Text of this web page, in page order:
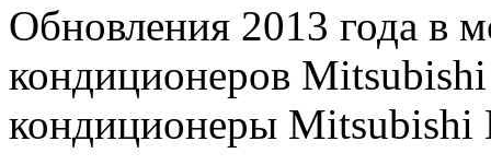
Обновления 2013 года в
кондиционеров
кондиционеры Mitsubishi